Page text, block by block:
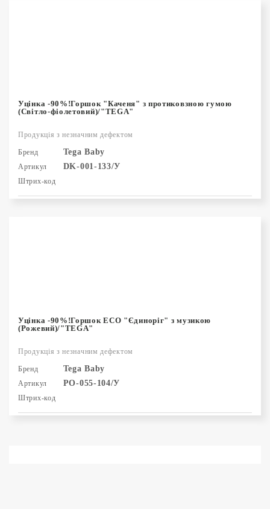
Уцінка -90%!Горшок "Каченя" з протиковзною гумою
(Світло-фіолетовий)/"TEGA"
Продукція з незначним дефектом
Бренд Tega Baby
Артикул DK-001-133/У
Штрих-код
Уцінка -90%!Горшок ЕСО "Єдиноріг" з музикою
(Рожевий)/"TEGA"
Продукція з незначним дефектом
Бренд Tega Baby
Артикул PO-055-104/У
Штрих-код